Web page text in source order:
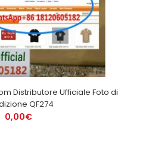
Distributore Ufficiale Foto di
QF274
0,00€